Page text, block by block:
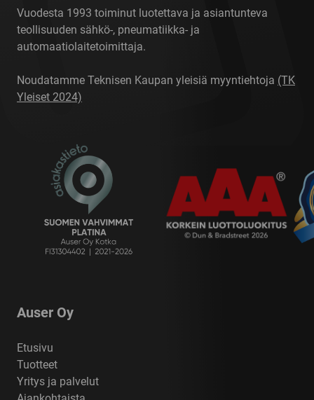
Vuodesta 1993 toiminut luotettava ja asiantunteva
teollisuuden sähkö-, pneumatiikka- ja
automaatiolaitetoimittaja.
Noudatamme Teknisen Kaupan yleisiä myyntiehtoja (TK
Yleiset 2024)
Auser Oy
Etusivu
Tuotteet
Yritys ja palvelut